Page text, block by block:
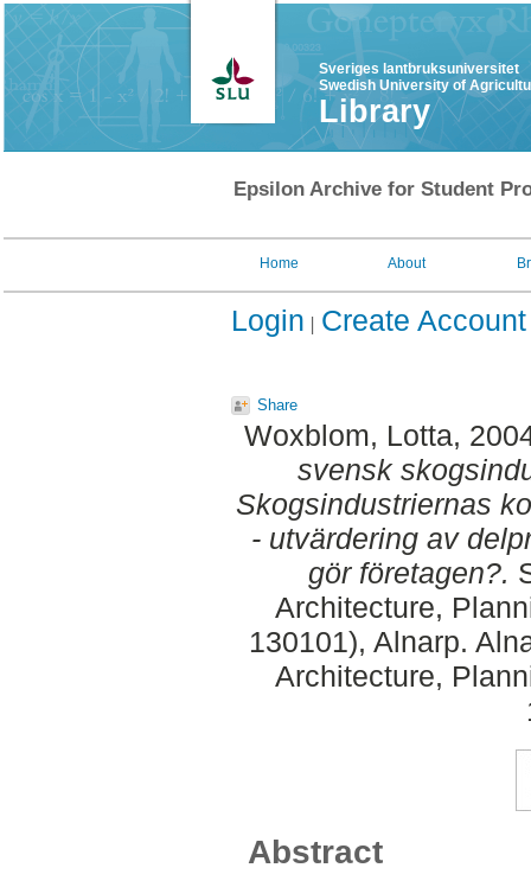
Sveriges lantbruksuniversitet
Swedish University of
Library
Epsilon Archive for Student
Home About
Login Create Account
Share
Woxblom, Lotta,
svensk
Skogsindustriernas
- utvärdering av
gör företagen?.
Architecture,
130101), Alnarp.
Architecture,
Abstract